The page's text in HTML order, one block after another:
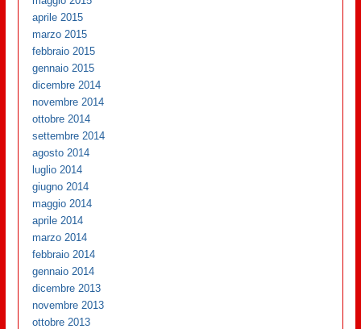
aprile 2015
marzo 2015
febbraio 2015
gennaio 2015
dicembre 2014
novembre 2014
ottobre 2014
settembre 2014
agosto 2014
luglio 2014
giugno 2014
maggio 2014
aprile 2014
marzo 2014
febbraio 2014
gennaio 2014
dicembre 2013
novembre 2013
ottobre 2013